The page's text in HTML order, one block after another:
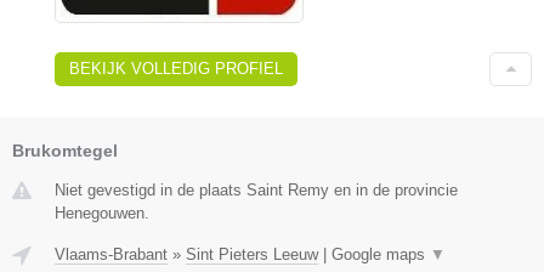
BEKIJK VOLLEDIG PROFIEL
Brukomtegel
Niet gevestigd in de plaats Saint Remy en in de provincie
Henegouwen.
Vlaams-Brabant » Sint Pieters Leeuw| Google maps ▼